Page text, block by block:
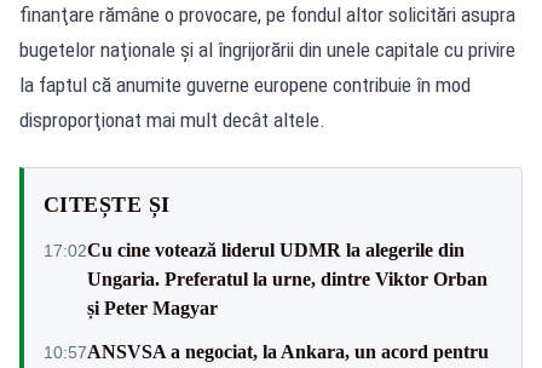
finanţare rămâne o provocare, pe fondul altor solicitări asupra
bugetelor naţionale şi al îngrijorării din unele capitale cu privire
la faptul că anumite guverne europene contribuie în mod
disproporţionat mai mult decât altele.
CITEȘTE ȘI
17:02Cu cine votează liderul UDMR la alegerile din
Ungaria. Preferatul la urne, dintre Viktor Orban
și Peter Magyar
10:57ANSVSA a negociat, la Ankara, un acord pentru